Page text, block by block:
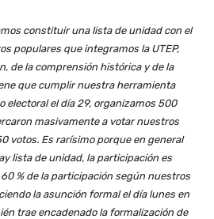
constituir una lista de unidad con el
populares que integramos la UTEP,
de la comprensión histórica y de la
que cumplir nuestra herramienta
electoral el día 29, organizamos 500
masivamente a votar nuestros
votos. Es rarísimo porque en general
lista de unidad, la participación es
% de la participación según nuestros
la asunción formal el día lunes en
trae encadenado la formalización de